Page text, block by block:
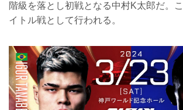
階級を落とし初戦となる中村K太郎だ。
イトル戦として行われる。